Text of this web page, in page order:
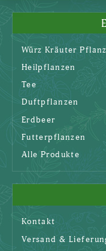
Würz Kräuter
Heilpflanzen
Tee
Duftpflanzen
Erdbeer
Futterpflanzen
Alle Produkte
Kontakt
Versand &